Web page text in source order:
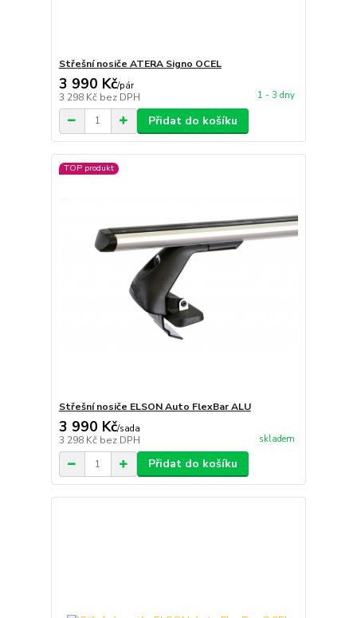
Střešní nosiče ATERA Signo OCEL
3 990 Kč/pár
3 298 Kč bez DPH 1 - 3 dny
Přidat do košíku
TOP produkt
Střešní nosiče ELSON Auto FlexBar ALU
3 990 Kč/sada
3 298 Kč bez DPH skladem
Přidat do košíku